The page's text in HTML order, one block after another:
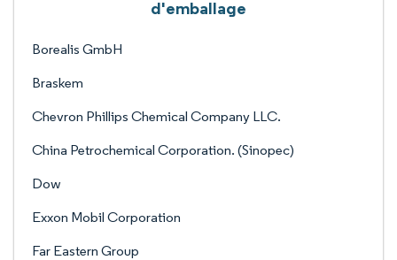
d'emballage
Borealis GmbH
Braskem
Chevron Phillips Chemical Company LLC.
China Petrochemical Corporation. (Sinopec)
Dow
Exxon Mobil Corporation
Far Eastern Group